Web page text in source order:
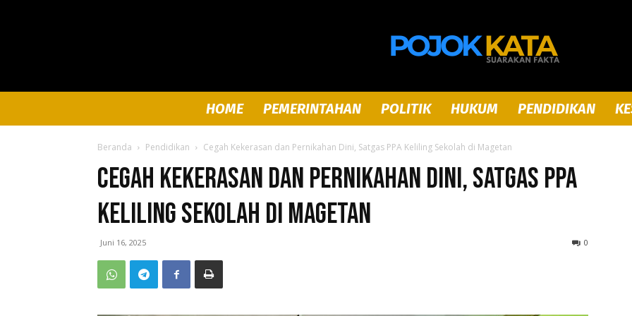
Pojok
HOME PEMERINTAHAN POLITIK HUKUM PENDIDIKAN
Beranda Pendidikan Cegah Kekerasan dan Pernikahan Dini, Satgas PPA Keliling Sekolah di Magetan
Cegah Kekerasan dan Pernikahan Dini, Satgas PPA
Keliling Sekolah di Magetan
Juni 16, 2025 0